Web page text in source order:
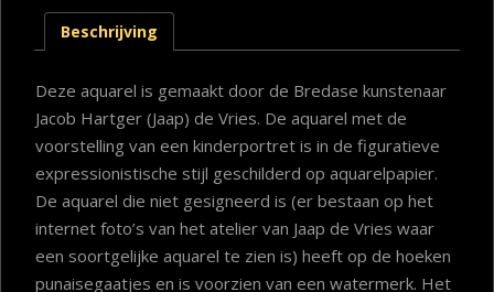
Beschrijving
Deze aquarel is gemaakt door de Bredase kunstenaar
Jacob Hartger (Jaap) de Vries. De aquarel met de
voorstelling van een kinderportret is in de figuratieve
expressionistische stijl geschilderd op aquarelpapier.
De aquarel die niet gesigneerd is (er bestaan op het
internet foto’s van het atelier van Jaap de Vries waar
een soortgelijke aquarel te zien is) heeft op de hoeken
punaisegaatjes en is voorzien van een watermerk. Het